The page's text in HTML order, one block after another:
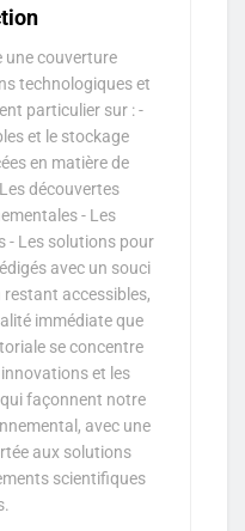
une couverture
technologiques et
particulier sur : -
et le stockage
en matière de
découvertes
- Les
- Les solutions pour
avec un souci
accessibles,
immédiate que
se concentre
et les
façonnent notre
avec une
aux solutions
scientifiques